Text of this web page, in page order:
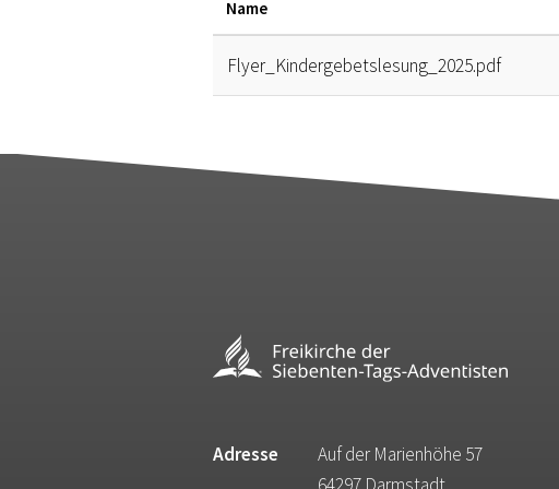
Name
Flyer_Kindergebetslesung_2025.pdf
Adresse
Auf der Marienhöhe 57